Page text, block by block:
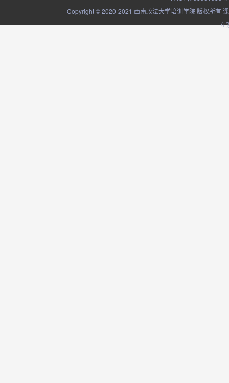
Copyright © 2020-2021 西南政法大学培训学院 版权所有
立